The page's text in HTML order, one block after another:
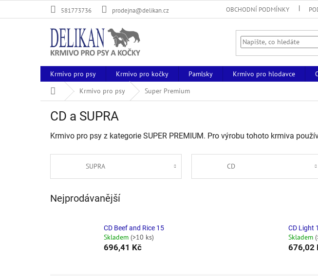
581773736 prodejna@delikan.cz OBCHODNÍ PODMÍNKY
Krmivo pro psy Krmivo pro kočky Pamlsky Krmivo pro hlodavce
Domů
Krmivo pro psy Super Premium
CD a SUPRA
Krmivo pro psy z kategorie SUPER PREMIUM. Pro výrobu tohoto krmiva
SUPRA CD
Nejprodávanější
CD Beef and Rice 15
Skladem (>10 ks)
696,41 Kč
CD Light
Skladem
676,02